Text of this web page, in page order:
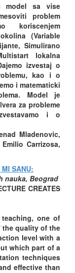
model sa vise
problem
koriscenjem
(Variable
Simulirano
lokalna
izvestaj o
kao i o
i matematicki
Model je
za probleme
i o
Mladenovic,
Carrizosa,
SANU:
nauka, Beograd
CREATES
one of
the quality of the
level with a
which part of a
techniques
effective than